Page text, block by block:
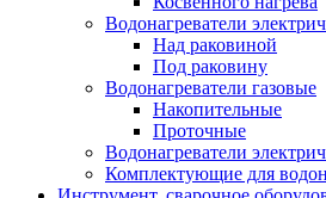
Водонагреватели
Над раковиной
Под раковину
Водонагреватели газовые
Накопительные
Проточные
Водонагреватели
Комплектующие для